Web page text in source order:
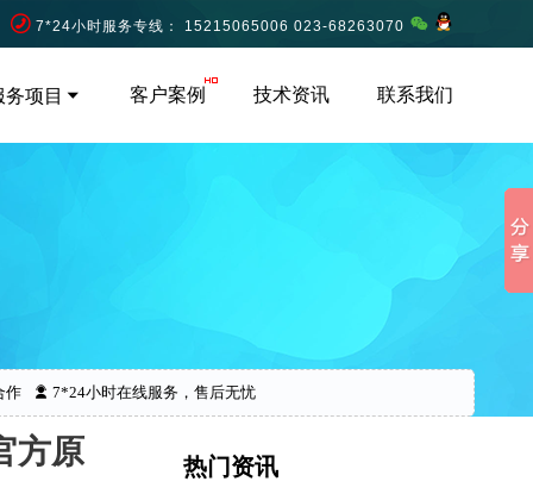
7*24小时服务专线： 15215065006 023-68263070
联系我们
技术资讯
客户案例
务项目
作 7*24小时在线服务，售后无忧
方原 热门资讯